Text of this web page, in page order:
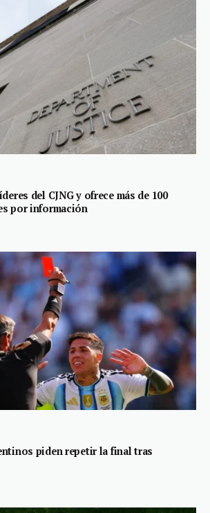
del CJNG y ofrece más de 100
por información
piden repetir la final tras